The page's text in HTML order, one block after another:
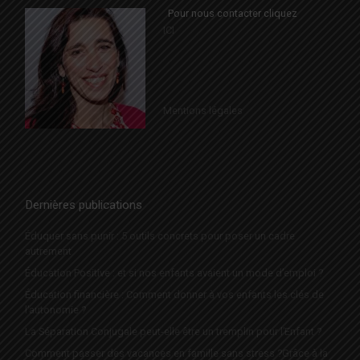
Pour nous contacter cliquez
ICI
Mentions légales
Dernières publications
Éduquer sans punir : 5 outils concrets pour poser un cadre
autrement
Éducation Positive : et si nos enfants avaient un mode d’emploi ?
Éducation financière : Comment donner à vos enfants les clés de
l’autonomie ?
La Séparation Conjugale peut-elle être un tremplin pour l’Enfant ?
Comment passer des vacances en famille sans stress ?Grâce à la